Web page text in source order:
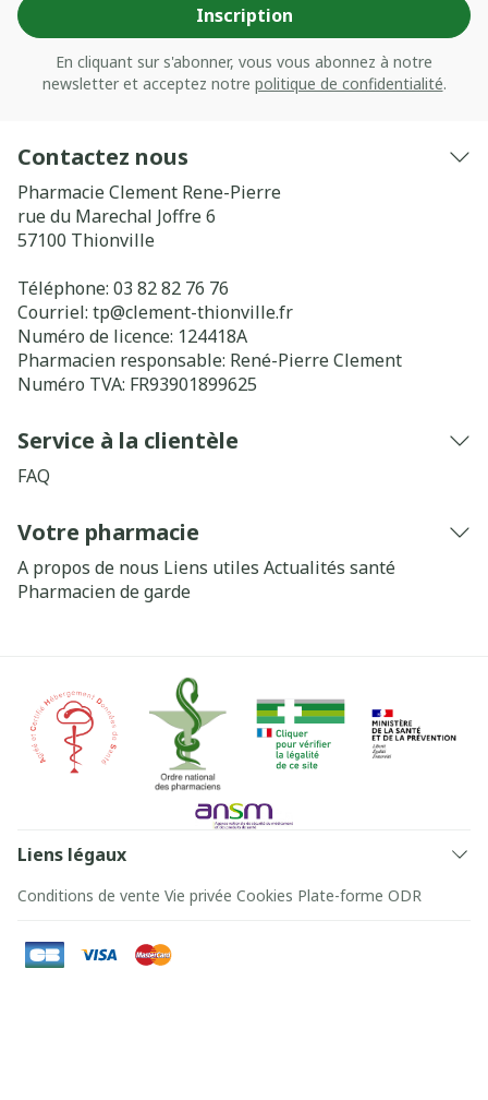
Inscription
En cliquant sur s'abonner, vous vous abonnez à notre
newsletter et acceptez notre politique de confidentialité.
Contactez nous
Pharmacie Clement Rene-Pierre
rue du Marechal Joffre 6
57100 Thionville
Téléphone: 03 82 82 76 76
Courriel: tp@clement-thionville.fr
Numéro de licence: 124418A
Pharmacien responsable: René-Pierre Clement
Numéro TVA: FR93901899625
Service à la clientèle
FAQ
Votre pharmacie
A propos de nous Liens utiles Actualités santé
Pharmacien de garde
Liens légaux
Conditions de vente Vie privée Cookies Plate-forme ODR